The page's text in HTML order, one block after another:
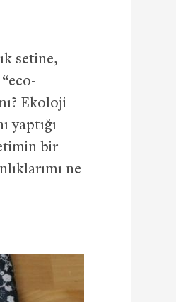
setine,
Ekoloji
yaptığı
bir
ne